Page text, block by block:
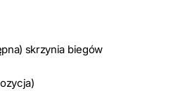
skrzynia biegów